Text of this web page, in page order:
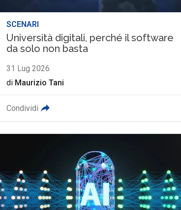
SCENARI
Università digitali, perché il software
da solo non basta
31 Lug 2026
di Maurizio Tani
Condividi